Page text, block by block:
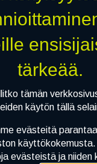
tärkeää.
tämän
käytön tällä
evästeitä
evästeistä ja niiden